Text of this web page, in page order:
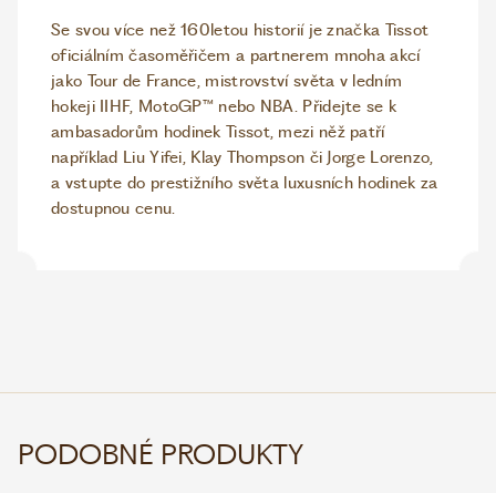
Se svou více než 160letou historií je značka Tissot
oficiálním časoměřičem a partnerem mnoha akcí
jako Tour de France, mistrovství světa v ledním
hokeji IIHF, MotoGP™ nebo NBA. Přidejte se k
ambasadorům hodinek Tissot, mezi něž patří
například Liu Yifei, Klay Thompson či Jorge Lorenzo,
a vstupte do prestižního světa luxusních hodinek za
dostupnou cenu.
PODOBNÉ PRODUKTY